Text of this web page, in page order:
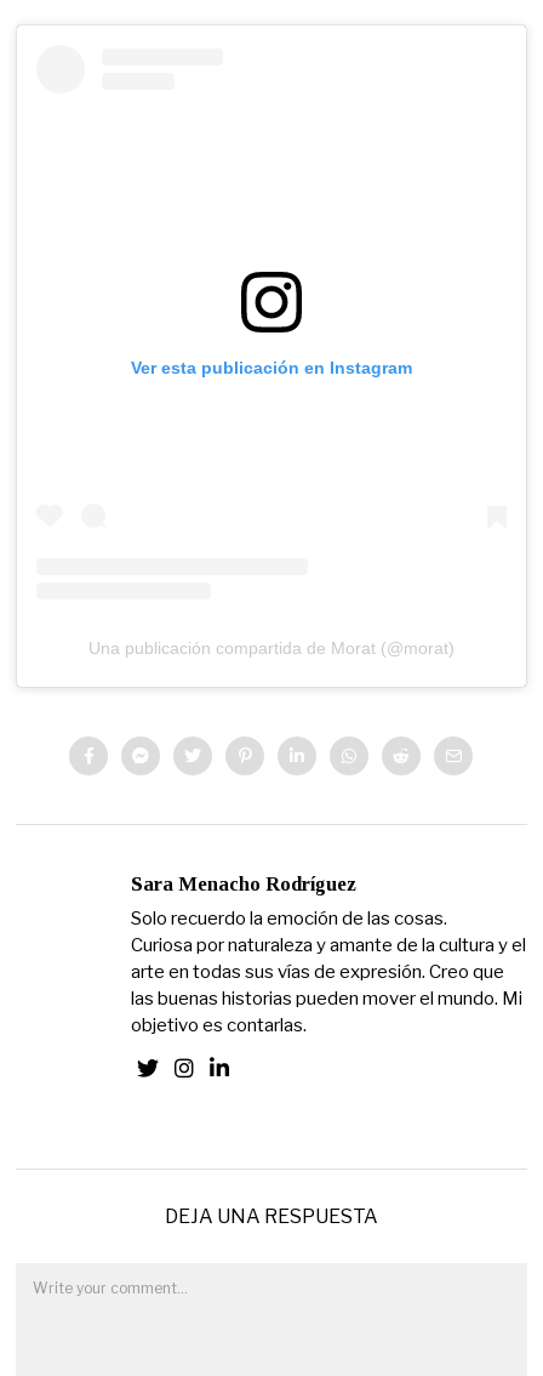
Ver esta publicación en Instagram
Una publicación compartida de Morat (@morat)
Sara Menacho Rodríguez
Solo recuerdo la emoción de las cosas.
Curiosa por naturaleza y amante de la cultura y el
arte en todas sus vías de expresión. Creo que
las buenas historias pueden mover el mundo. Mi
objetivo es contarlas.
DEJA UNA RESPUESTA